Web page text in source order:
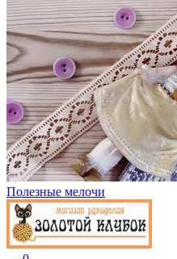
Полезные мелочи